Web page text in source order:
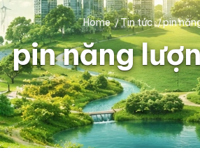
pin năng
Home /Tin tức /pin